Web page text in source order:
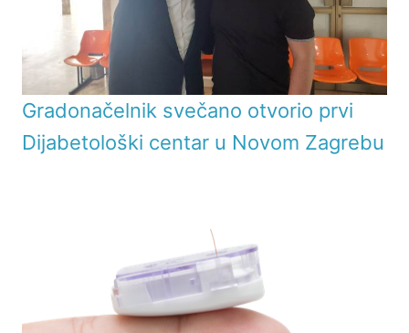
Gradonačelnik svečano otvorio prvi
Dijabetološki centar u Novom Zagrebu